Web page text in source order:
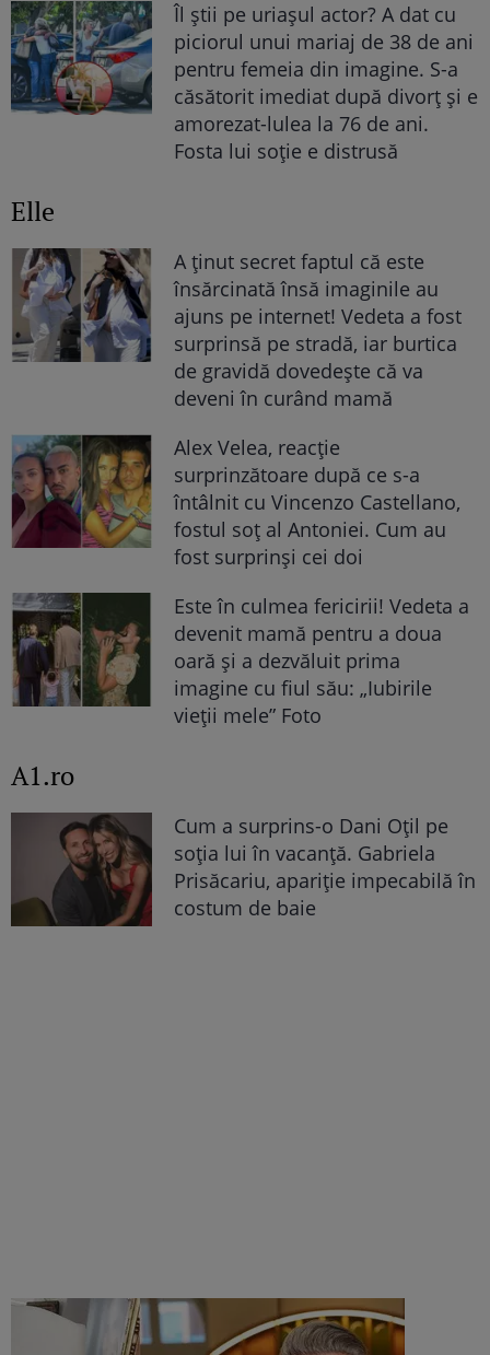
Îl știi pe uriașul actor? A dat cu
piciorul unui mariaj de 38 de ani
pentru femeia din imagine. S-a
căsătorit imediat după divorț și e
amorezat-lulea la 76 de ani.
Fosta lui soție e distrusă
Elle
A ținut secret faptul că este
însărcinată însă imaginile au
ajuns pe internet! Vedeta a fost
surprinsă pe stradă, iar burtica
de gravidă dovedește că va
deveni în curând mamă
Alex Velea, reacție
surprinzătoare după ce s-a
întâlnit cu Vincenzo Castellano,
fostul soț al Antoniei. Cum au
fost surprinși cei doi
Este în culmea fericirii! Vedeta a
devenit mamă pentru a doua
oară și a dezvăluit prima
imagine cu fiul său: „Iubirile
vieții mele” Foto
A1.ro
Cum a surprins-o Dani Oțil pe
soția lui în vacanță. Gabriela
Prisăcariu, apariție impecabilă în
costum de baie